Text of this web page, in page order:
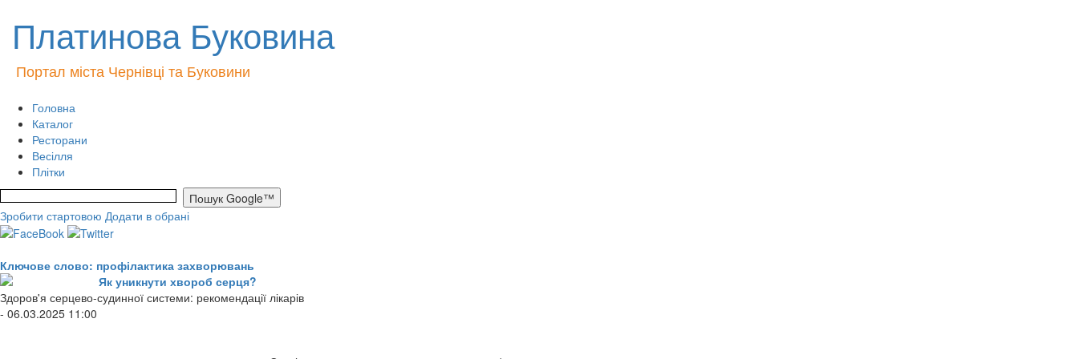
Платинова Буковина
Портал міста Чернівці та Буковини
Головна
Каталог
Ресторани
Весілля
Плітки
Зробити стартовою Додати в обрані
Ключове слово: профілактика захворювань
Як уникнути хвороб серця?
Здоров'я серцево-судинної системи: рекомендації лікарів
- 06.03.2025 11:00